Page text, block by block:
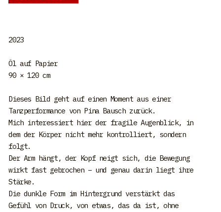
2023
Öl auf Papier
90 × 120 cm
Dieses Bild geht auf einen Moment aus einer
Tanzperformance von Pina Bausch zurück.
Mich interessiert hier der fragile Augenblick, in
dem der Körper nicht mehr kontrolliert, sondern
folgt.
Der Arm hängt, der Kopf neigt sich, die Bewegung
wirkt fast gebrochen – und genau darin liegt ihre
Stärke.
Die dunkle Form im Hintergrund verstärkt das
Gefühl von Druck, von etwas, das da ist, ohne